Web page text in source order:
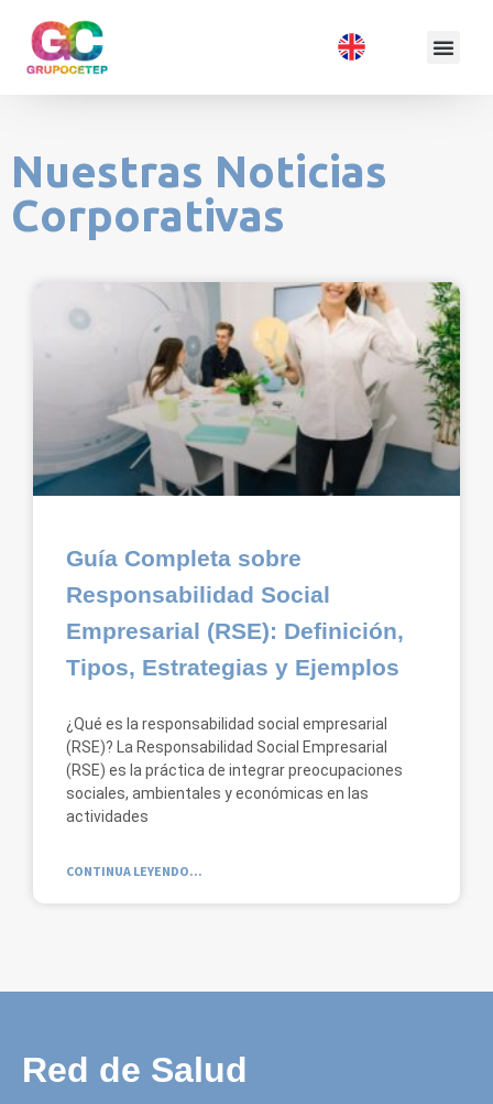
Nuestras Noticias
Corporativas
Guía Completa sobre
Responsabilidad Social
Empresarial (RSE): Definición,
Tipos, Estrategias y Ejemplos
¿Qué es la responsabilidad social empresarial
(RSE)? La Responsabilidad Social Empresarial
(RSE) es la práctica de integrar preocupaciones
sociales, ambientales y económicas en las
actividades
CONTINUA LEYENDO...
Red de Salud